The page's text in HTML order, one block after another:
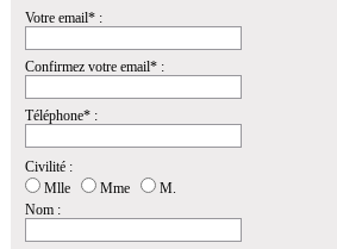
Votre email* :
Confirmez votre email* :
Téléphone* :
Civilité :
Mlle
Mme
M.
Nom :